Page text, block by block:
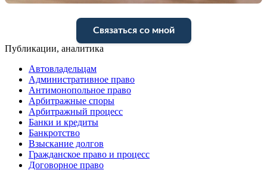
Связаться со мной
Публикации, аналитика
Автовладельцам
Административное право
Антимонопольное право
Арбитражные споры
Арбитражный процесс
Банки и кредиты
Банкротство
Взыскание долгов
Гражданское право и процесс
Договорное право